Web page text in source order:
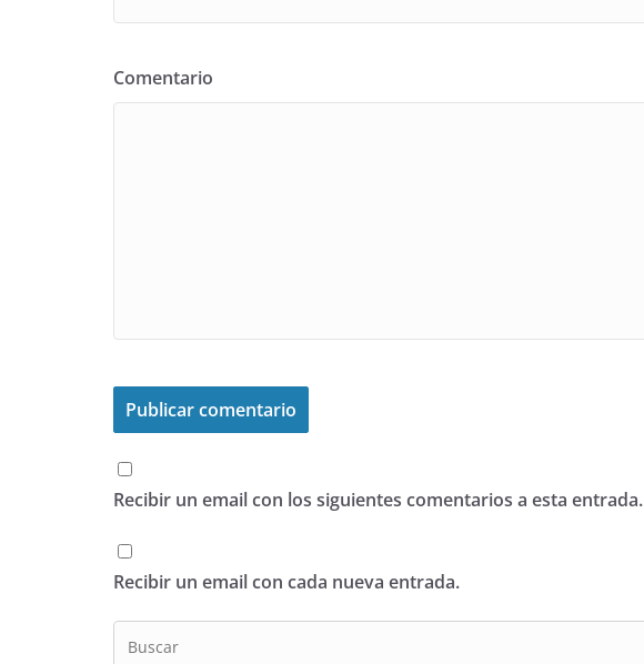
Comentario
Recibir un email con los siguientes comentarios a esta entrada.
Recibir un email con cada nueva entrada.